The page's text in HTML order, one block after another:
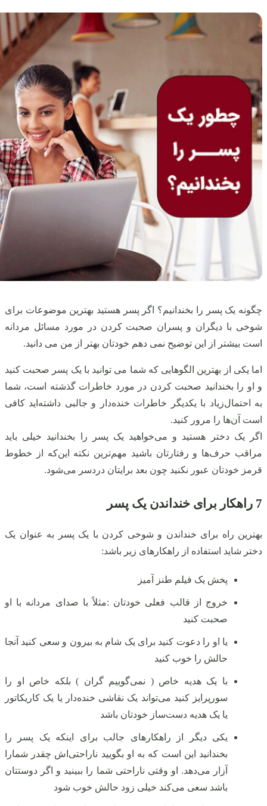
چگونه یک پسر را بخندانیم؟ اگر پسر هستید بهترین موضوعات برای
شوخی با دیگران و پسران صحبت کردن در مورد مسائل مردانه
است بیشتر از این توضیح نمی‌ دهم خودتان بهتر از من می‌ دانید.
اما یکی از بهترین الگوهایی که شما می‌ توانید با یک پسر صحبت کنید
و او را بخندانید صحبت کردن در مورد خاطرات گذشته است، شما
به‌ احتمال‌زیاد با یکدیگر خاطرات خنده‌دار و جالبی داشته‌اید کافی
است آن‌ها را مرور کنید.
اگر یک دختر هستید و می‌خواهید یک پسر را بخندانید خیلی باید
مراقب حرف‌ها و رفتارتان باشید مهم‌ترین نکته این‌که از خطوط
قرمز خودتان عبور نکنید چون بعد برایتان دردسر می‌شود.
7 راهکار برای خنداندن یک پسر
بهترین راه برای خنداندن و شوخی کردن با یک پسر به‌ عنوان یک
دختر شاید استفاده از راهکارهای زیر باشد:
پخش یک فیلم طنز آمیز
خروج از قالب فعلی خودتان :مثلاً با صدای مردانه با او
صحبت کنید
یا او را دعوت کنید برای یک شام به بیرون و سعی کنید آنجا
حالش را خوب کنید
با یک هدیه خاص ( نمی‌گوییم گران ) بلکه خاص او را
سورپرایز کنید می‌تواند یک نقاشی خنده‌دار یا یک کاریکاتور
یا یک هدیه دست‌ساز خودتان باشد
یکی دیگر از راهکارهای جالب برای اینکه یک پسر را
بخندانید این است که به او بگویید ناراحتی‌اش چقدر شمارا
آزار می‌دهد. او وقتی ناراحتی شما را ببینید و اگر دوستتان
باشد سعی می‌کند خیلی زود حالش خوب شود